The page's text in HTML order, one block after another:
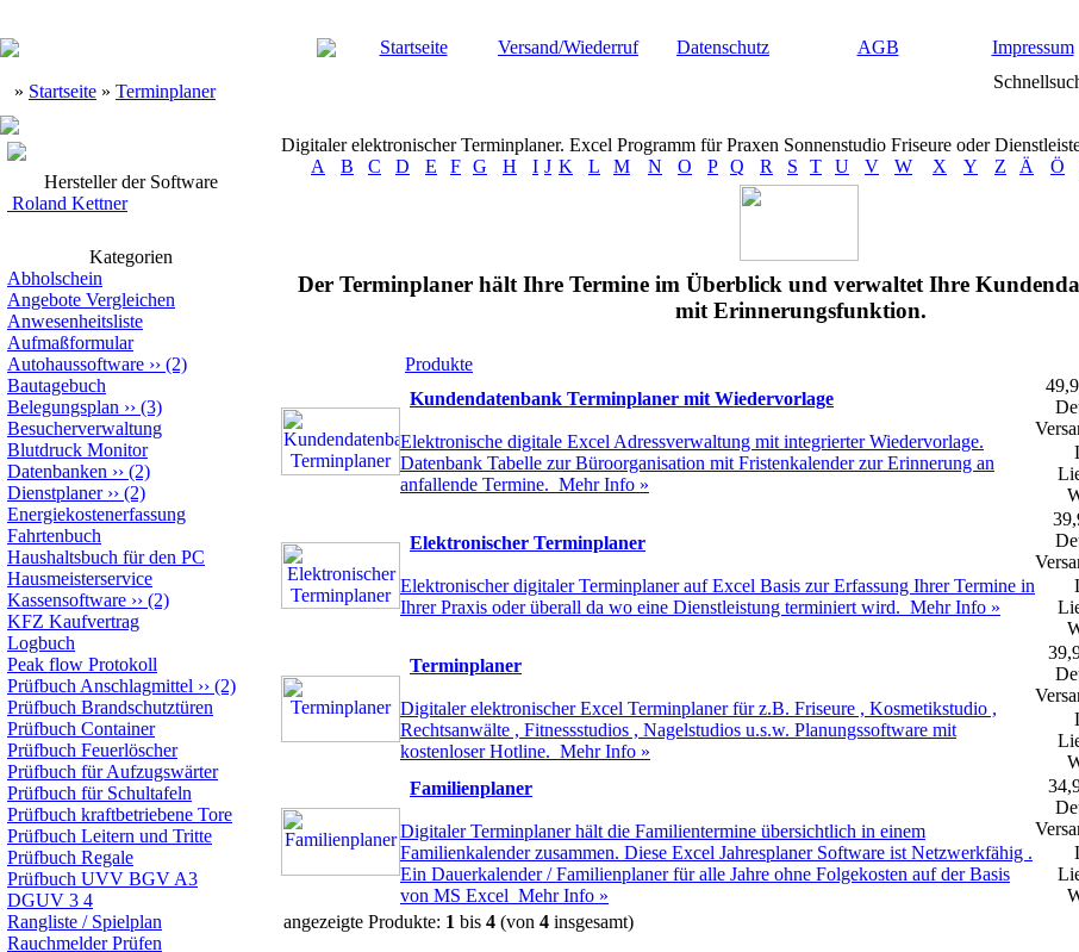
Startseite Versand/Wiederruf Datenschutz AGB Impressum
» Startseite » Terminplaner
Hersteller der Software
Roland Kettner
Kategorien
Abholschein
Angebote Vergleichen
Anwesenheitsliste
Aufmaßformular
Autohaussoftware ›› (2)
Bautagebuch
Belegungsplan ›› (3)
Besucherverwaltung
Blutdruck Monitor
Datenbanken ›› (2)
Dienstplaner›› (2)
Energiekostenerfassung
Fahrtenbuch
Haushaltsbuch für den PC
Hausmeisterservice
Kassensoftware ›› (2)
KFZ Kaufvertrag
Logbuch
Peak flow Protokoll
Prüfbuch Anschlagmittel ›› (2)
Prüfbuch Brandschutztüren
Prüfbuch Container
Prüfbuch Feuerlöscher
Prüfbuch für Aufzugswärter
Prüfbuch für Schultafeln
Prüfbuch kraftbetriebene Tore
Prüfbuch Leitern und Tritte
Prüfbuch Regale
Prüfbuch UVV BGV A3
DGUV 3 4
Rangliste / Spielplan
Rauchmelder Prüfen
Digitaler elektronischer Terminplaner. Excel Programm für Praxen Sonnenstudio Friseure oder
A
B C D E F G H I J K L M N O P Q R S T U V W X Y Z Ä Ö
Der Terminplaner hält Ihre Termine im Überblick und verwaltet Ihre
mit Erinnerungsfunktion.
Produkte
Kundendatenbank Terminplaner mit Wiedervorlage
Elektronische digitale Excel Adressverwaltung mit integrierter Wiedervorlage.
Datenbank Tabelle zur Büroorganisation mit Fristenkalender zur Erinnerung an
anfallende Termine. Mehr Info »
Elektronischer Terminplaner
Elektronischer digitaler Terminplaner auf Excel Basis zur Erfassung Ihrer Termine in
Ihrer Praxis oder überall da wo eine Dienstleistung terminiert wird. Mehr Info »
Terminplaner
Digitaler elektronischer Excel Terminplaner für z.B. Friseure , Kosmetikstudio ,
Rechtsanwälte , Fitnessstudios , Nagelstudios u.s.w. Planungssoftware mit
kostenloser Hotline. Mehr Info »
Familienplaner
Digitaler Terminplaner hält die Familientermine übersichtlich in einem
Familienkalender zusammen. Diese Excel Jahresplaner Software ist Netzwerkfähig .
Ein Dauerkalender / Familienplaner für alle Jahre ohne Folgekosten auf der Basis
von MS Excel Mehr Info »
angezeigte Produkte: 1 bis 4 (von 4 insgesamt)